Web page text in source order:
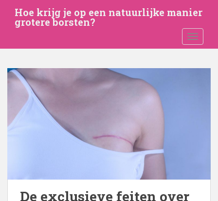
a
Hoe krijg je op een natuurlijke manier
grotere borsten?
De exclusieve feiten over